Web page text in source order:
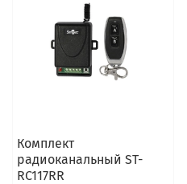
Комплект
радиоканальный ST-
RC117RR